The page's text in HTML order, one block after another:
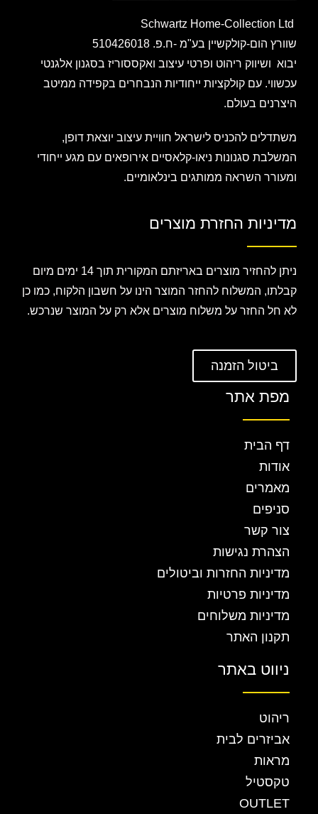
שוורץ הום-קולקשיין בע"מ -ח.פ. 510426018
יבוא ושיווק ריהוט ופרטי עיצוב ואקססוריז בסגנון אלגנטי
עכשווי. עם קולקציות ייחודיות הנבחרים בקפידה ממיטב
היצרנים בעולם.
משתדלים להכניס לישראל חוויית עיצוב יוצאת דופן,
המשלבת סגנונות ניאו-קלאסיים אירופאים עם מגע ייחודי
ומעורר השראה ממותגים בינלאומיים.
מדיניות החזרת מוצרים
ניתן להחזיר מוצרים באריזתם המקורית תוך 14 ימים מיום
קבלתו, המשלוח להחזר המוצר הינו על חשבון הלקוח, כמו כן
לא חל החזר על משלוח מוצרים אלא רק על המוצר שנרכש.
ביטול הזמנה
מפת אתר
דף הבית
אודות
מאמרים
סניפים
צור קשר
הצהרת נגישות
מדיניות החזרות וביטולים
מדיניות פרטיות
מדיניות משלוחים
תקנון האתר
ניווט באתר
ריהוט
אביזרים לבית
מראות
טקסטיל
OUTLET